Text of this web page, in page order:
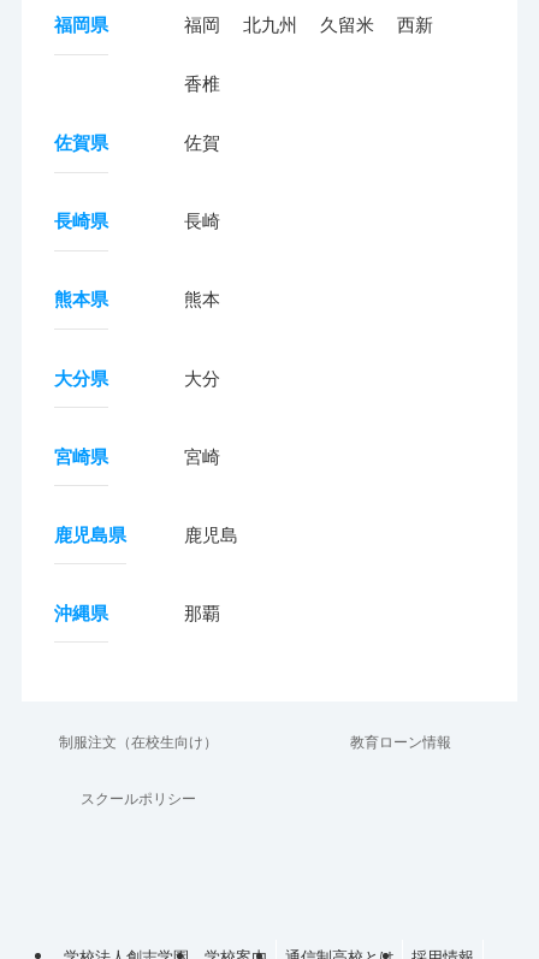
福岡県 福岡 北九州 久留米 西新
香椎
佐賀県 佐賀
長崎県 長崎
熊本県 熊本
大分県 大分
宮崎県 宮崎
鹿児島県 鹿児島
沖縄県 那覇
制服注文（在校生向け） 教育ローン情報
スクールポリシー